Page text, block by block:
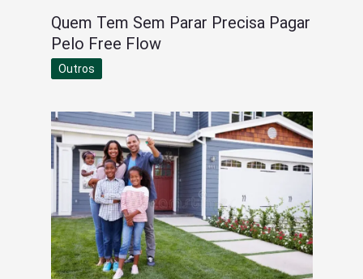
Quem Tem Sem Parar Precisa Pagar
Pelo Free Flow
Outros